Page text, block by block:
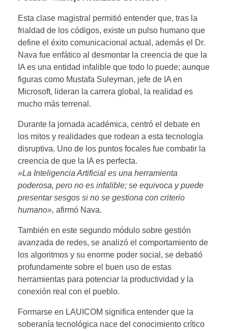
Esta clase magistral permitió entender que, tras la
frialdad de los códigos, existe un pulso humano que
define el éxito comunicacional actual, además el Dr.
Nava fue enfático al desmontar la creencia de que la
IA es una entidad infalible que todo lo puede; aunque
figuras como Mustafa Suleyman, jefe de IA en
Microsoft, lideran la carrera global, la realidad es
mucho más terrenal.
​Durante la jornada académica, centró el debate en
los mitos y realidades que rodean a esta tecnología
disruptiva. Uno de los puntos focales fue combatir la
creencia de que la IA es perfecta.
​»La Inteligencia Artificial es una herramienta
poderosa, pero no es infalible; se equivoca y puede
presentar sesgos si no se gestiona con criterio
humano», afirmó Nava.
También en este segundo módulo sobre gestión
avanzada de redes, se analizó el comportamiento de
los algoritmos y su enorme poder social, se debatió
profundamente sobre el buen uso de estas
herramientas para potenciar la productividad y la
conexión real con el pueblo.
Formarse en LAUICOM significa entender que la
soberanía tecnológica nace del conocimiento crítico